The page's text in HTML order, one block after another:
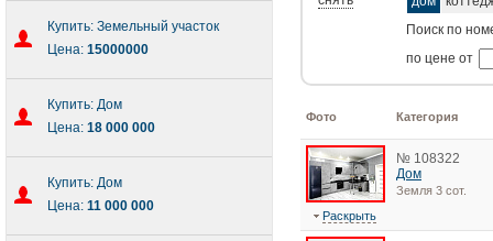
Купить: Земельный участок
Цена: 15000000
Купить: Дом
Цена: 18 000 000
Купить: Дом
Цена: 11 000 000
Поиск по
по цене от
Фото Категория
№ 108322
Дом
Земля 3 сот.
Раскрыть